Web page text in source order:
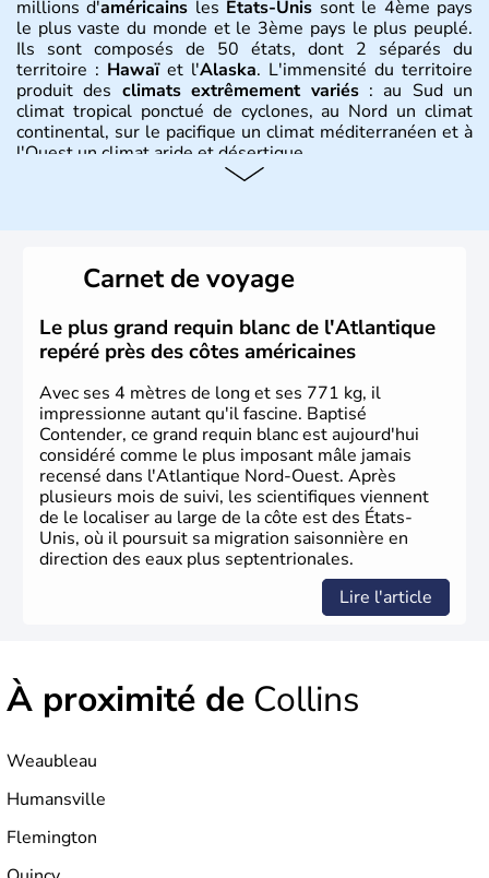
millions d'américains les Etats-Unis sont le 4ème pays
le plus vaste du monde et le 3ème pays le plus peuplé.
Ils sont composés de 50 états, dont 2 séparés du
territoire : Hawaïet l'Alaska. L'immensité du territoire
produit des climats extrêmement variés: au Sud un
climat tropical ponctué de cyclones, au Nord un climat
continental, sur le pacifique un climat méditerranéen et à
l'Ouest un climat aride et désertique.
Plusieurs populations se sont succédées avant l'arrivée
des européens, suite à la découverte du continent par
Christophe Colomb en 1492. Les 13 colonies
britanniques proclament la Déclaration d'indépendance
en 1776 et adoptent leur première constitution en 1787.
La conquête de l'Ouest marque ensuite l'entrée dans une
phase de développement intense.
Carnet de voyage
Le plus grand requin blanc de l'Atlantique
repéré près des côtes américaines
Avec ses 4 mètres de long et ses 771 kg, il
impressionne autant qu'il fascine. Baptisé
Contender, ce grand requin blanc est aujourd'hui
considéré comme le plus imposant mâle jamais
recensé dans l'Atlantique Nord-Ouest. Après
plusieurs mois de suivi, les scientifiques viennent
de le localiser au large de la côte est des États-
Unis, où il poursuit sa migration saisonnière en
direction des eaux plus septentrionales.
Lire l'article
À proximité de Collins
Weaubleau
Humansville
Flemington